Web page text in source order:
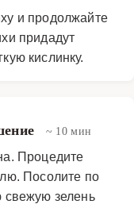
и продолжайте
придадут
кислинку.
~ 10 мин
Процедите
Посолите по
свежую зелень